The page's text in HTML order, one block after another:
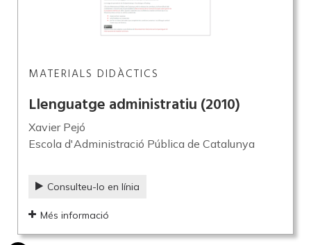
MATERIALS DIDÀCTICS
Llenguatge administratiu (2010)
Xavier Pejó
Escola d'Administració Pública de Catalunya
Consulteu-lo en línia
Més informació